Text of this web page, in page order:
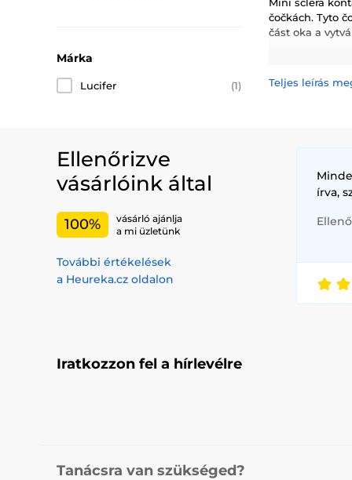
Márka
Lucifer (1)
čočkách. Tyto
část oka a
standardní
Typy Mini
Cosplay
Speciální
autenticitu
Teljes leírás
Ellenőrizve
vásárlóink által
100%
vásárló ajánlja
a mi üzletünk
További értékelések
a Heureka.cz oldalon
írva,
Iratkozzon fel a hírlevélre
Tanácsra van szükséged?